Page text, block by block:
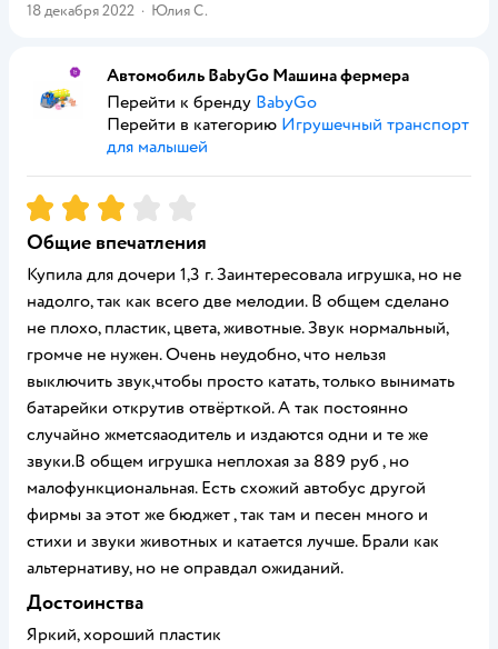
18 декабря 2022 · Юлия С.
Автомобиль BabyGo Машина фермера
Перейти к бренду BabyGo
Перейти в категорию Игрушечный транспорт
для малышей
Рейтинг:3
Общие впечатления
Купила для дочери 1,3 г. Заинтересовала игрушка, но не
надолго, так как всего две мелодии. В общем сделано
не плохо, пластик, цвета, животные. Звук нормальный,
громче не нужен. Очень неудобно, что нельзя
выключить звук,чтобы просто катать, только вынимать
батарейки открутив отвёрткой. А так постоянно
случайно жметсяаодитель и издаются одни и те же
звуки.В общем игрушка неплохая за 889 руб , но
малофункциональная. Есть схожий автобус другой
фирмы за этот же бюджет , так там и песен много и
стихи и звуки животных и катается лучше. Брали как
альтернативу, но не оправдал ожиданий.
Достоинства
Яркий, хороший пластик